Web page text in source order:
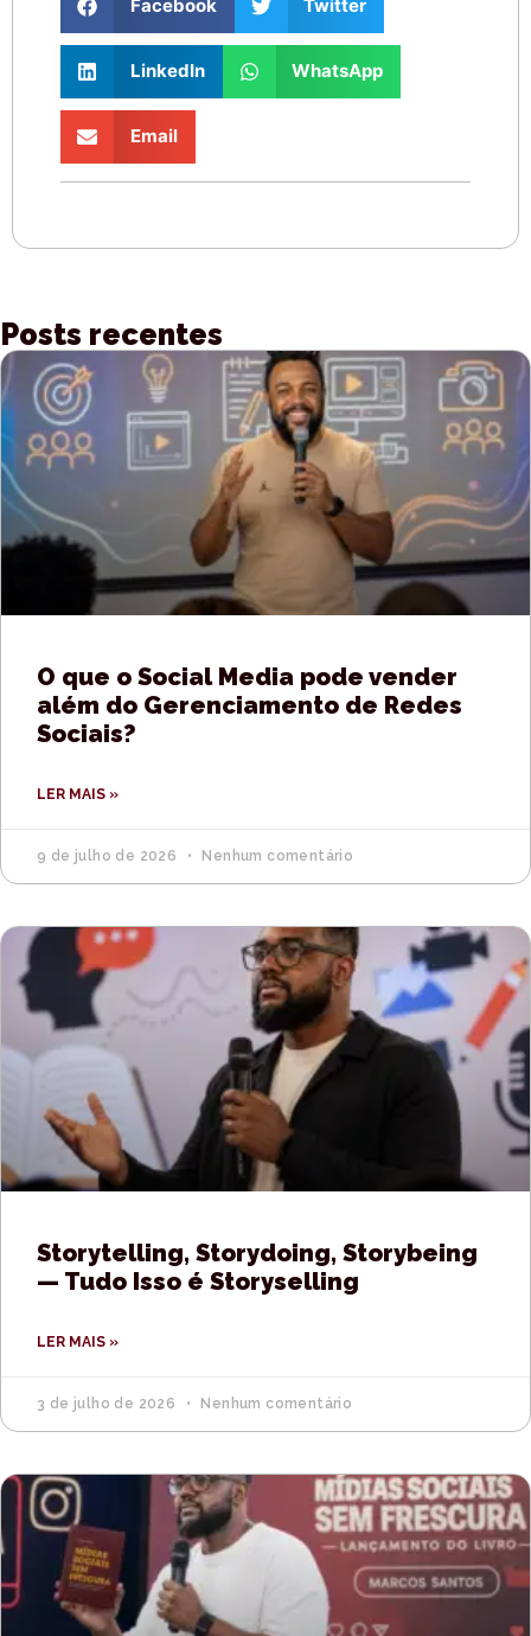
Facebook Twitter
LinkedIn WhatsApp
Email
Posts recentes
O que o Social Media pode vender
além do Gerenciamento de Redes
Sociais?
LER MAIS »
9 de julho de 2026 Nenhum comentário
Storytelling, Storydoing, Storybeing
— Tudo Isso é Storyselling
LER MAIS »
3 de julho de 2026 Nenhum comentário